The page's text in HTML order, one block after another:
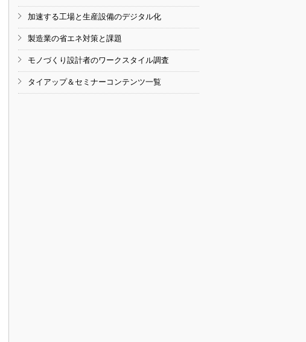
加速する工場と生産設備のデジタル化
製造業の省エネ対策と課題
モノづくり設計者のワークスタイル調査
タイアップ＆セミナーコンテンツ一覧